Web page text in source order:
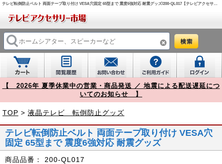
テレビ転倒防止ベルト 両面テープ取り付け VESA穴固定 65型まで 震度6強対応 耐震グッズ/200-QL017【テレビアクセサリー市場】
【 2026年 夏季休業中の営業・商品発送 ／ 地震による配送遅延につ
いてのお知らせ 】
TOP > 液晶テレビ 転倒防止グッズ
テレビ転倒防止ベルト 両面テープ取り付け VESA穴
固定 65型まで 震度6強対応 耐震グッズ
商品品番：
200-QL017